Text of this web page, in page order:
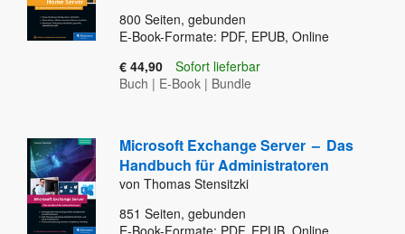
800 Seiten, gebunden
E-Book-Formate: PDF, EPUB, Online
€ 44,90
Sofort lieferbar
Buch | E-Book | Bundle
Microsoft Exchange Server – Das
Handbuch für Administratoren
von Thomas Stensitzki
851 Seiten, gebunden